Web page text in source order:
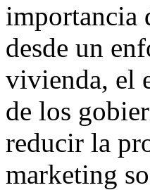
importancia
desde un
vivienda, el
de los
reducir la
marketing